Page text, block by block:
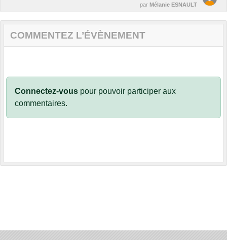
par Mélanie ESNAULT
COMMENTEZ L’ÉVÈNEMENT
Connectez-vous pour pouvoir participer aux
commentaires.